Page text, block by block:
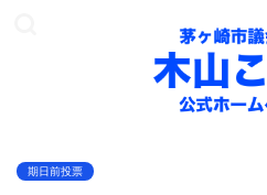
期日前投票